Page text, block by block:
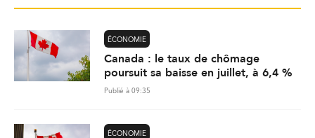
ÉCONOMIE
Canada : le taux de chômage
poursuit sa baisse en juillet, à 6,4 %
Publié à 09:35
ÉCONOMIE